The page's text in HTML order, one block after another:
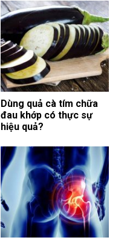
Dùng quả cà tím chữa
đau khớp có thực sự
hiệu quả?